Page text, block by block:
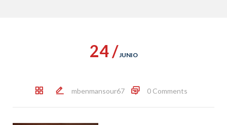
24 /JUNIO
mbenmansour67 0 Comments